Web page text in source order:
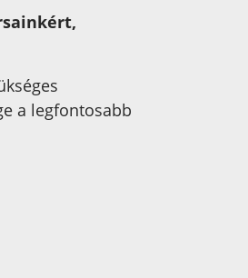
a legfontosabb